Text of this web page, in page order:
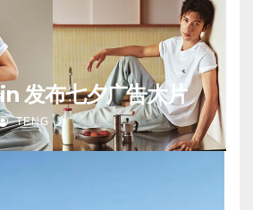
发布七夕广告大片
TENG